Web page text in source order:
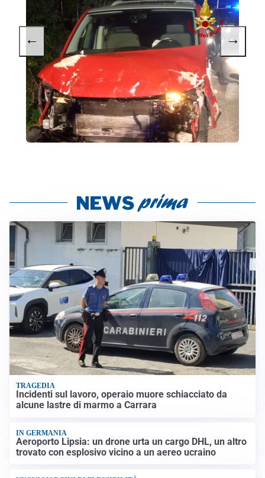
← →
TRAGEDIA
Incidenti sul lavoro, operaio muore schiacciato da
alcune lastre di marmo a Carrara
IN GERMANIA
Aeroporto Lipsia: un drone urta un cargo DHL, un altro
trovato con esplosivo vicino a un aereo ucraino